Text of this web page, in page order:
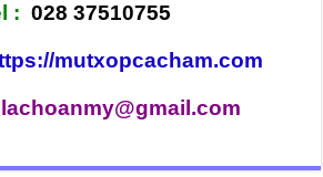
: 028 37510755
mutxopcacham.com